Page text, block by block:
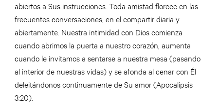
abiertos a Sus instrucciones. Toda amistad florece en las
frecuentes conversaciones, en el compartir diaria y
abiertamente. Nuestra intimidad con Dios comienza
cuando abrimos la puerta a nuestro corazón, aumenta
cuando le invitamos a sentarse a nuestra mesa (pasando
al interior de nuestras vidas) y se afonda al cenar con Él
deleitándonos continuamente de Su amor (Apocalipsis
3:20).